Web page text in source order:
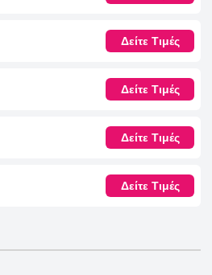
Δείτε Τιμές
Δείτε Τιμές
Δείτε Τιμές
Δείτε Τιμές